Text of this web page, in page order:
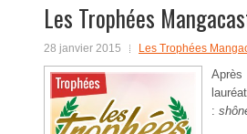
Les Trophées
28 janvier 2015 Les Trophées
: